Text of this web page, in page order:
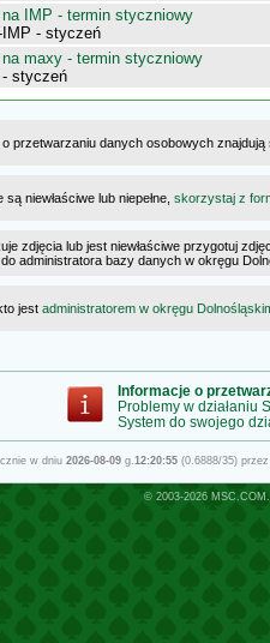
na IMP - termin styczniowy
IMP - styczeń
na maxy - termin styczniowy
- styczeń
o przetwarzaniu danych osobowych
niewłaściwe lub niepełne, skorzystaj z
zdjęcia lub jest niewłaściwe przygotuj
administratora bazy danych w okręgu
jest administratorem w okręgu
Informacje o
Problemy w działaniu
System do swojego
w dniu 2026-08-09g.12:20:55(0.6888/35)
© 2003-2026